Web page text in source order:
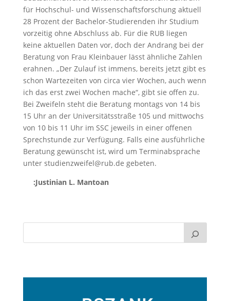
für Hochschul- und Wissenschaftsforschung aktuell
28 Prozent der Bachelor-Studierenden ihr Studium
vorzeitig ohne Abschluss ab. Für die RUB liegen
keine aktuellen Daten vor, doch der Andrang bei der
Beratung von Frau Kleinbauer lässt ähnliche Zahlen
erahnen. „Der Zulauf ist immens, bereits jetzt gibt es
schon Wartezeiten von circa vier Wochen, auch wenn
ich das erst zwei Wochen mache“, gibt sie offen zu.
Bei Zweifeln steht die Beratung montags von 14 bis
15 Uhr an der Universitätsstraße 105 und mittwochs
von 10 bis 11 Uhr im SSC jeweils in einer offenen
Sprechstunde zur Verfügung. Falls eine ausführliche
Beratung gewünscht ist, wird um Terminabsprache
unter studienzweifel@rub.de gebeten.
:Justinian L. Mantoan